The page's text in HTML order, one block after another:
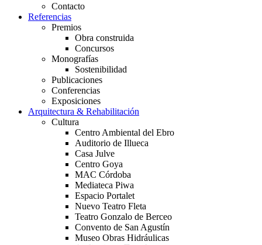
Contacto
Referencias
Premios
Obra construida
Concursos
Monografías
Sostenibilidad
Publicaciones
Conferencias
Exposiciones
Arquitectura & Rehabilitación
Cultura
Centro Ambiental del Ebro
Auditorio de Illueca
Casa Julve
Centro Goya
MAC Córdoba
Mediateca Piwa
Espacio Portalet
Nuevo Teatro Fleta
Teatro Gonzalo de Berceo
Convento de San Agustín
Museo Obras Hidráulicas